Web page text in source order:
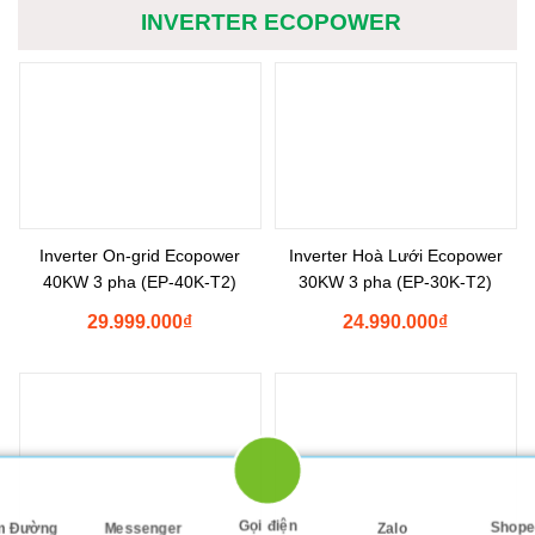
Tìm Đường Messenger Gọi điện Zalo Shopee
INVERTER ECOPOWER
Inverter On-grid Ecopower
40KW 3 pha (EP-40K-T2)
₫
29.999.000
Inverter Hoà Lưới Ecopower
30KW 3 pha (EP-30K-T2)
₫
24.990.000